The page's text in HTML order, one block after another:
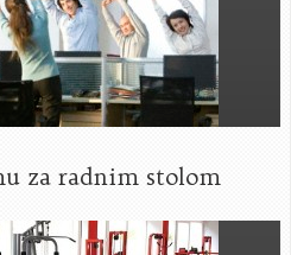
za radnim stolom